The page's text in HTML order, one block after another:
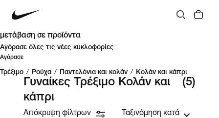
μετάβαση σε προϊόντα
Αγόρασε όλες τις νέες κυκλοφορίες
Αγόρασε
Τρέξιμο / Ρούχα / Παντελόνια και κολάν / Κολάν και κάπρι
Γυναίκες Τρέξιμο Κολάν και
κάπρι
(5)
Απόκρυψη φίλτρων Ταξινόμηση κατά